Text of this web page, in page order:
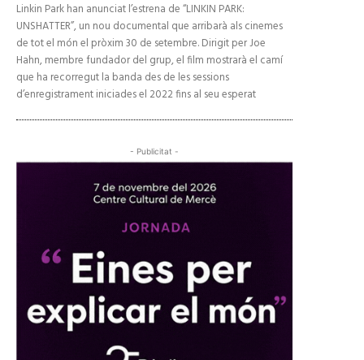
Linkin Park han anunciat l’estrena de “LINKIN PARK:
UNSHATTER”, un nou documental que arribarà als cinemes
de tot el món el pròxim 30 de setembre. Dirigit per Joe
Hahn, membre fundador del grup, el film mostrarà el camí
que ha recorregut la banda des de les sessions
d’enregistrament iniciades el 2022 fins al seu esperat
- Publicitat -